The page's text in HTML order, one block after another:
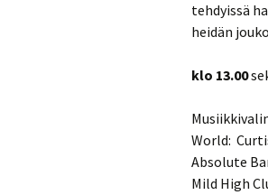
tehdyissä
heidän
klo 13.00
World:
Absolute
Mild High